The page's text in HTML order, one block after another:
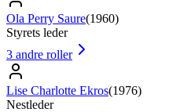
Ola Perry Saure(1960)
Styrets leder
3 andre roller
Lise Charlotte Ekros(1976)
Nestleder